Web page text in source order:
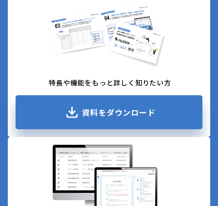
特長や機能をもっと詳しく知りたい方
資料をダウンロード